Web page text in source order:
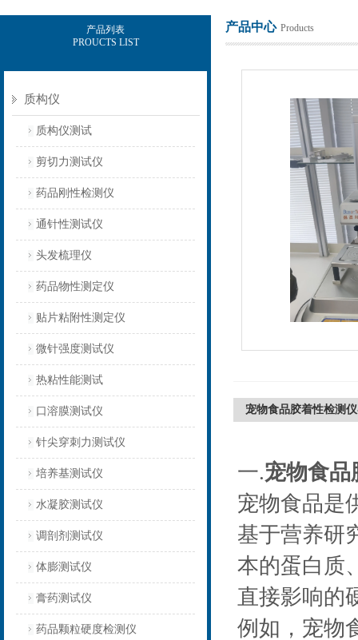
产品列表
PROUCTS LIST
质构仪
质构仪测试
剪切力测试仪
药品刚性检测仪
通针性测试仪
头发梳理仪
药品物性测定仪
贴片粘附性测定仪
微针强度测试仪
热粘性能测试
口溶膜测试仪
针尖穿刺力测试仪
培养基测试仪
水凝胶测试仪
调剖剂测试仪
体膨测试仪
膏药测试仪
药品颗粒硬度检测仪
产品中心 Products
宠物食品胶着性检测
一.宠物食品
宠物食品是
基于营养研
本的蛋白质
直接影响的
例如，宠物